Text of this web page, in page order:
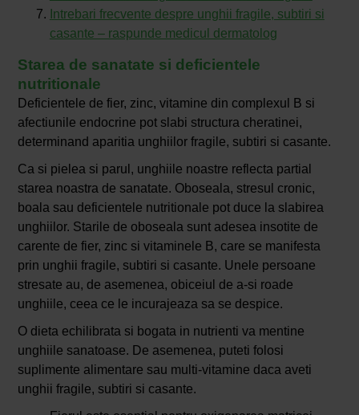
Intrebari frecvente despre unghii fragile, subtiri si
casante – raspunde medicul dermatolog
Starea de sanatate si deficientele
nutritionale
Deficientele de fier, zinc, vitamine din complexul B si
afectiunile endocrine pot slabi structura cheratinei,
determinand aparitia unghiilor fragile, subtiri si casante.
Ca si pielea si parul, unghiile noastre reflecta partial
starea noastra de sanatate. Oboseala, stresul cronic,
boala sau deficientele nutritionale pot duce la slabirea
unghiilor. Starile de oboseala sunt adesea insotite de
carente de fier, zinc si vitaminele B, care se manifesta
prin unghii fragile, subtiri si casante. Unele persoane
stresate au, de asemenea, obiceiul de a-si roade
unghiile, ceea ce le incurajeaza sa se despice.
O dieta echilibrata si bogata in nutrienti va mentine
unghiile sanatoase. De asemenea, puteti folosi
suplimente alimentare sau multi-vitamine daca aveti
unghii fragile, subtiri si casante.